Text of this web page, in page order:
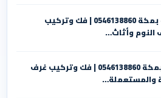
نجار الشبيكة بمكة 0546138860⁩ | فك وتركيب
النوم وأثاث…
نجار الحمراء بمكة 0546138860⁩ | فك وتركيب غرف
والمستعملة…